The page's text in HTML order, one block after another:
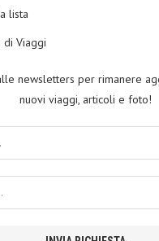
lista
di Viaggi
newsletters per rimanere
nuovi viaggi, articoli e foto!